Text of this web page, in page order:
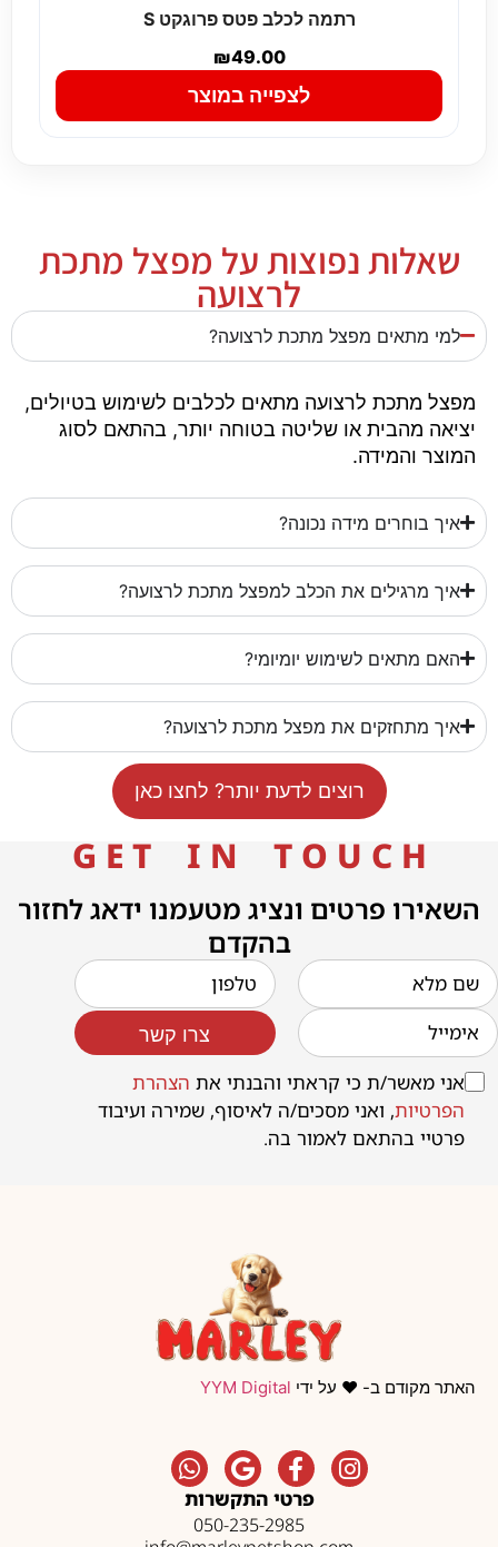
רתמה לכלב פטס פרוגקט S
₪49.00
לצפייה במוצר
שאלות נפוצות על מפצל מתכת
לרצועה
למי מתאים מפצל מתכת לרצועה?
מפצל מתכת לרצועה מתאים לכלבים לשימוש בטיולים,
יציאה מהבית או שליטה בטוחה יותר, בהתאם לסוג
המוצר והמידה.
איך בוחרים מידה נכונה?
איך מרגילים את הכלב למפצל מתכת לרצועה?
האם מתאים לשימוש יומיומי?
איך מתחזקים את מפצל מתכת לרצועה?
רוצים לדעת יותר? לחצו כאן
G E T I N T O U C H
השאירו פרטים ונציג מטעמנו ידאג לחזור
בהקדם
אני מאשר/ת כי קראתי והבנתי את הצהרת
הפרטיות, ואני מסכים/ה לאיסוף, שמירה ועיבוד
פרטיי בהתאם לאמור בה.
צרו קשר
האתר מקודם ב- ❤️ על ידי YYM Digital
פרטי התקשרות
050-235-2985